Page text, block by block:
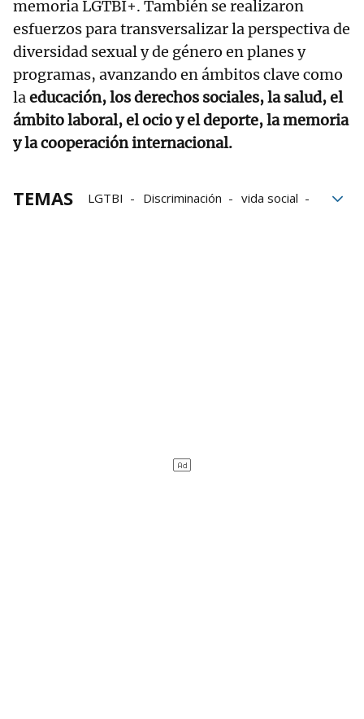
memoria LGTBI+. También se realizaron
esfuerzos para transversalizar la perspectiva de
diversidad sexual y de género en planes y
programas, avanzando en ámbitos clave como
laeducación, los derechos sociales, la salud, el
ámbito laboral, el ocio y el deporte, la memoria
y la cooperación internacional.
TEMAS LGTBI Discriminación
vida social